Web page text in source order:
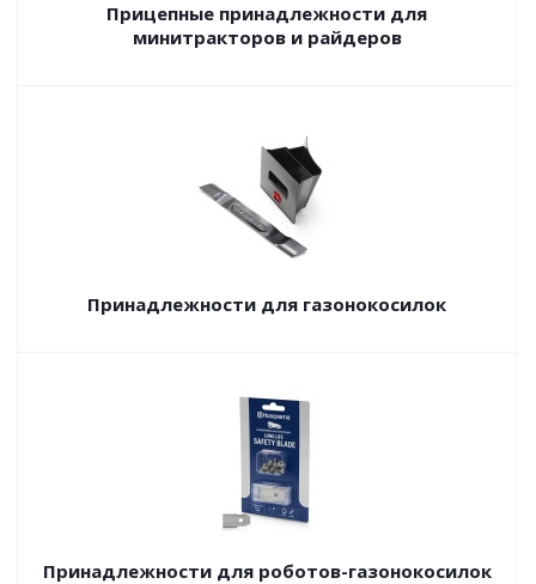
Прицепные принадлежности для
минитракторов и райдеров
Принадлежности для газонокосилок
Принадлежности для роботов-газонокосилок